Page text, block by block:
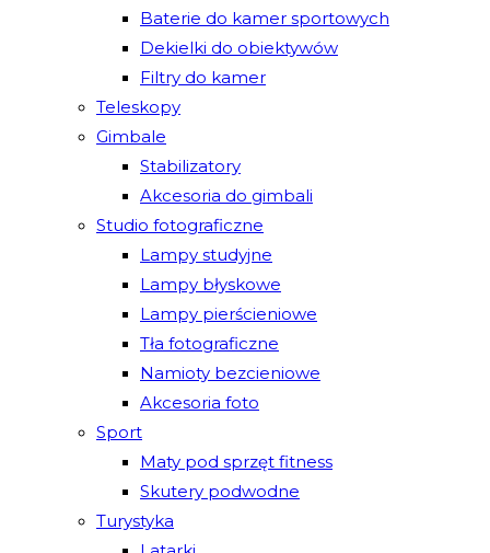
Baterie do kamer sportowych
Dekielki do obiektywów
Filtry do kamer
Teleskopy
Gimbale
Stabilizatory
Akcesoria do gimbali
Studio fotograficzne
Lampy studyjne
Lampy błyskowe
Lampy pierścieniowe
Tła fotograficzne
Namioty bezcieniowe
Akcesoria foto
Sport
Maty pod sprzęt fitness
Skutery podwodne
Turystyka